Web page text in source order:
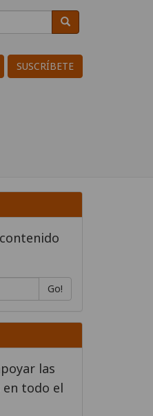
Buscar
SUSCRÍBETE
Go!
las
todo el